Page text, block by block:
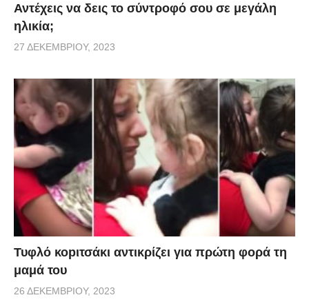
Αντέχεις να δεις το σύντροφό σου σε μεγάλη
ηλικία;
27 ΔΕΚΕΜΒΡΊΟΥ, 2023
Τυφλό κοpιτσάκι αντικρίζει για πρώτη φορά τη
μαμά του
26 ΔΕΚΕΜΒΡΊΟΥ, 2023